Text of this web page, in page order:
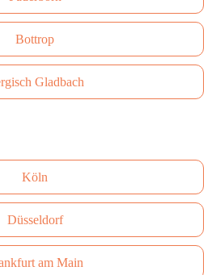
Bottrop
Gladbach
Köln
Düsseldorf
am Main